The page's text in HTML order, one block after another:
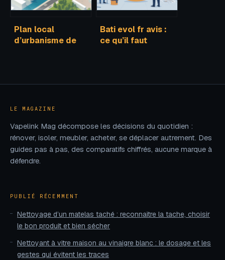
Plan local
d’urbanisme de
Bati evol fr avis :
ce qu’il faut
LE MAGAZINE
Vapelink Mag décompose les décisions du quotidien :
rénover, isoler, meubler, acheter, se déplacer autrement. Des
guides pas à pas, des comparatifs chiffrés, aucune marque à
défendre.
PUBLIÉ RÉCEMMENT
Nettoyage d’un matelas taché : reconnaître la tache, choisir
le bon produit et bien sécher
Nettoyant à vitre maison au vinaigre blanc : le dosage et les
gestes qui évitent les traces